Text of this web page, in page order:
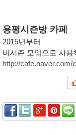
용평시즌방 카페
2015년부터
비시즌 모임으로 사
http://cafe.naver.com/